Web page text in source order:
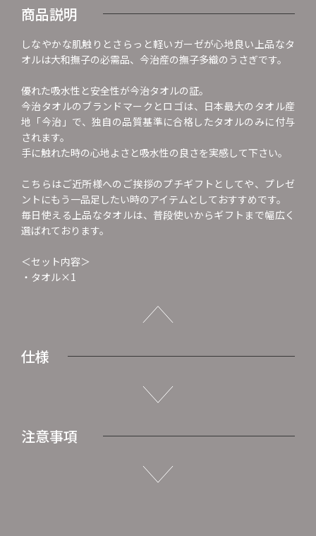
商品説明
しなやかな肌触りとさらっと軽いガーゼが心地良い上品なタ
オルは大和撫子の必需品、今治産の撫子多織のうさぎです。
優れた吸水性と安全性が今治タオルの証。
今治タオルのブランドマークとロゴは、日本最大のタオル産
地「今治」で、独自の品質基準に合格したタオルのみに付与
されます。
手に触れた時の心地よさと吸水性の良さを実感して下さい。
こちらはご近所様へのご挨拶のプチギフトとしてや、プレゼ
ントにもう一品足したい時のアイテムとしておすすめです。
毎日使える上品なタオルは、普段使いからギフトまで幅広く
選ばれております。
＜セット内容＞
・タオル×1
仕様
注意事項